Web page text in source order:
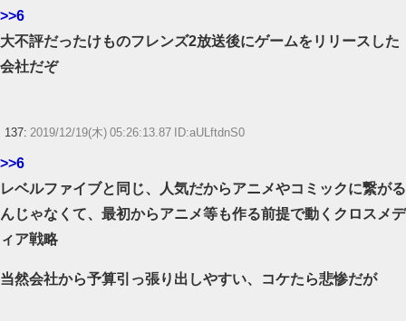
>>6
大不評だったけものフレンズ2放送後にゲームをリリースした
会社だぞ
137: 2019/12/19(木) 05:26:13.87 ID:aULftdnS0
>>6
レベルファイブと同じ、人気だからアニメやコミックに繋がる
んじゃなくて、最初からアニメ等も作る前提で動くクロスメデ
ィア戦略
当然会社から予算引っ張り出しやすい、コケたら悲惨だが